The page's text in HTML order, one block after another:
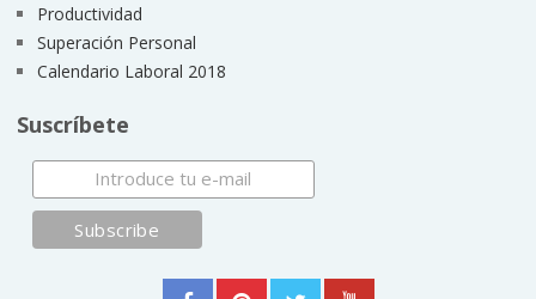
Productividad
Superación Personal
Calendario Laboral 2018
Suscríbete